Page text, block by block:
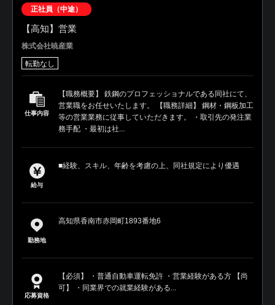
正社員（中途）
【高知】営業
株式会社暁産業
転勤なし
仕事内容
【職務概要】 鉄鋼のプロフェッショナルである同社にて、
営業職をお任せいたします。 【職務詳細】 鋼材・鋼板加工
等の営業業務に従事していただきます。 ・取引先の発注業
務手配 ・最初は社...
給与
■経験、スキル、年齢を考慮の上、同社規定により優遇
勤務地
高知県香南市赤岡町1893番地6
応募資格
【必須】 ・普通自動車運転免許 ・営業経験がある方 【尚
可】 ・同業界での就業経験がある...